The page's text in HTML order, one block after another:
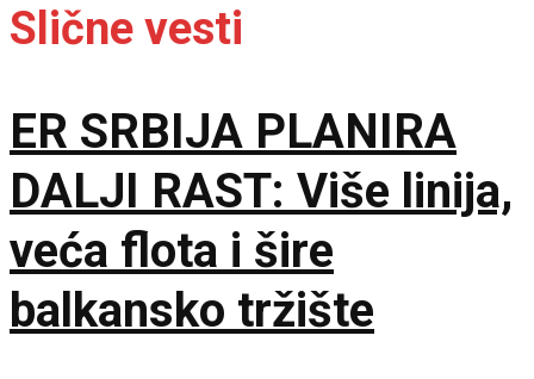
Slične vesti
ER SRBIJA PLANIRA
DALJI RAST: Više linija,
veća flota i šire
balkansko tržište